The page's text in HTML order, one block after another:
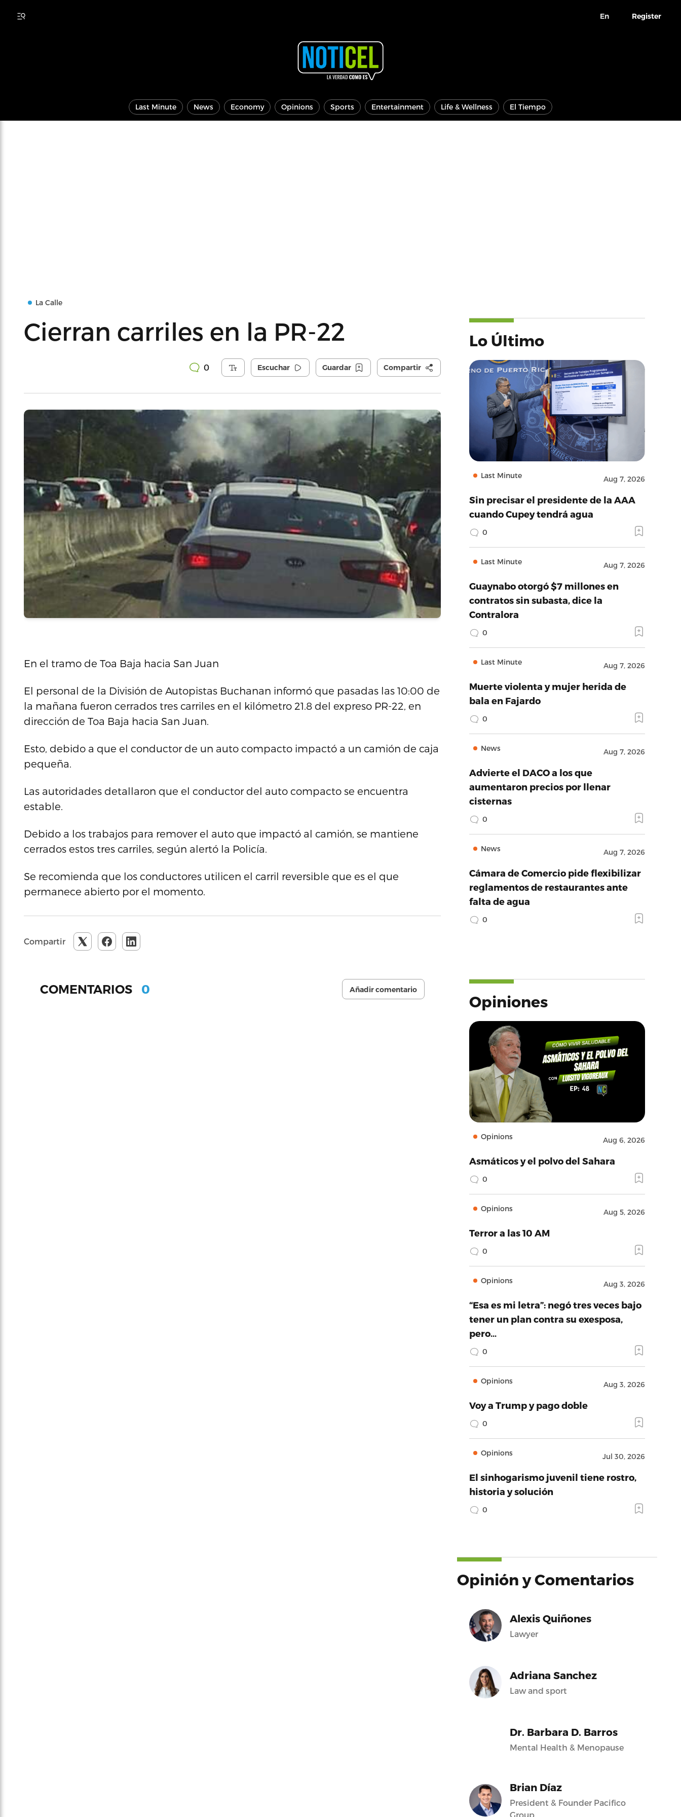
En Register
Last Minute News Economy Opinions Sports Entertainment Life & Wellness El Tiempo
La Calle
Cierran carriles en la PR-22
0 Escuchar Guardar Compartir
En el tramo de Toa Baja hacia San Juan
El personal de la División de Autopistas Buchanan informó que pasadas las 10:00 de
la mañana fueron cerrados tres carriles en el kilómetro 21.8 del expreso PR-22, en
dirección de Toa Baja hacia San Juan.
Esto, debido a que el conductor de un auto compacto impactó a un camión de caja
pequeña.
Las autoridades detallaron que el conductor del auto compacto se encuentra
estable.
Debido a los trabajos para remover el auto que impactó al camión, se mantiene
cerrados estos tres carriles, según alertó la Policía.
Se recomienda que los conductores utilicen el carril reversible que es el que
permanece abierto por el momento.
Compartir
COMENTARIOS 0 Añadir comentario
Lo Último
Last Minute Aug 7, 2026
Sin precisar el presidente de la AAA
cuando Cupey tendrá agua
0
Last Minute Aug 7, 2026
Guaynabo otorgó $7 millones en
contratos sin subasta, dice la
Contralora
0
Last Minute Aug 7, 2026
Muerte violenta y mujer herida de
bala en Fajardo
0
News Aug 7, 2026
Advierte el DACO a los que
aumentaron precios por llenar
cisternas
0
News Aug 7, 2026
Cámara de Comercio pide flexibilizar
reglamentos de restaurantes ante
falta de agua
0
Opiniones
Opinions Aug 6, 2026
Asmáticos y el polvo del Sahara
0
Opinions Aug 5, 2026
Terror a las 10 AM
0
Opinions Aug 3, 2026
“Esa es mi letra”: negó tres veces bajo
tener un plan contra su exesposa,
pero…
0
Opinions Aug 3, 2026
Voy a Trump y pago doble
0
Opinions Jul 30, 2026
El sinhogarismo juvenil tiene rostro,
historia y solución
0
Opinión y Comentarios
Alexis Quiñones
Lawyer
Adriana Sanchez
Law and sport
Dr. Barbara D. Barros
Mental Health & Menopause
Brian Díaz
President & Founder Pacifico
Group